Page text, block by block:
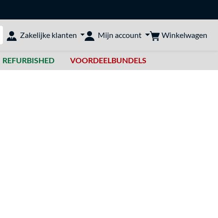
doorzoeken
Zakelijke klanten Mijn account Winkelwagen
REFURBISHED VOORDEELBUNDELS